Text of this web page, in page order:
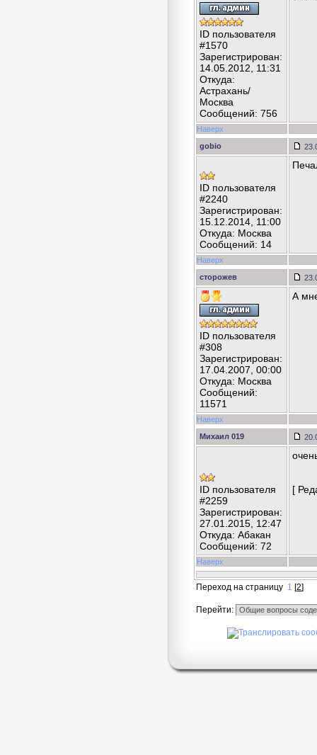
ID пользователя
#1570
Зарегистрирован:
14.05.2012, 11:31
Откуда:
Астрахань/
Москва
Сообщений: 756
Наверх
gobio
ID пользователя
#2240
Зарегистрирован:
15.12.2014, 11:00
Откуда: Москва
Сообщений: 14
Наверх
сторожев
ID пользователя
#308
Зарегистрирован:
17.04.2007, 00:00
Откуда: Москва
Сообщений:
11571
А
Наверх
Михаил 019
ID пользователя
#2259
Зарегистрирован:
27.01.2015, 12:47
Откуда: Абакан
Сообщений: 72
[
Наверх
Переход на страницу 1 [2]
Перейти: